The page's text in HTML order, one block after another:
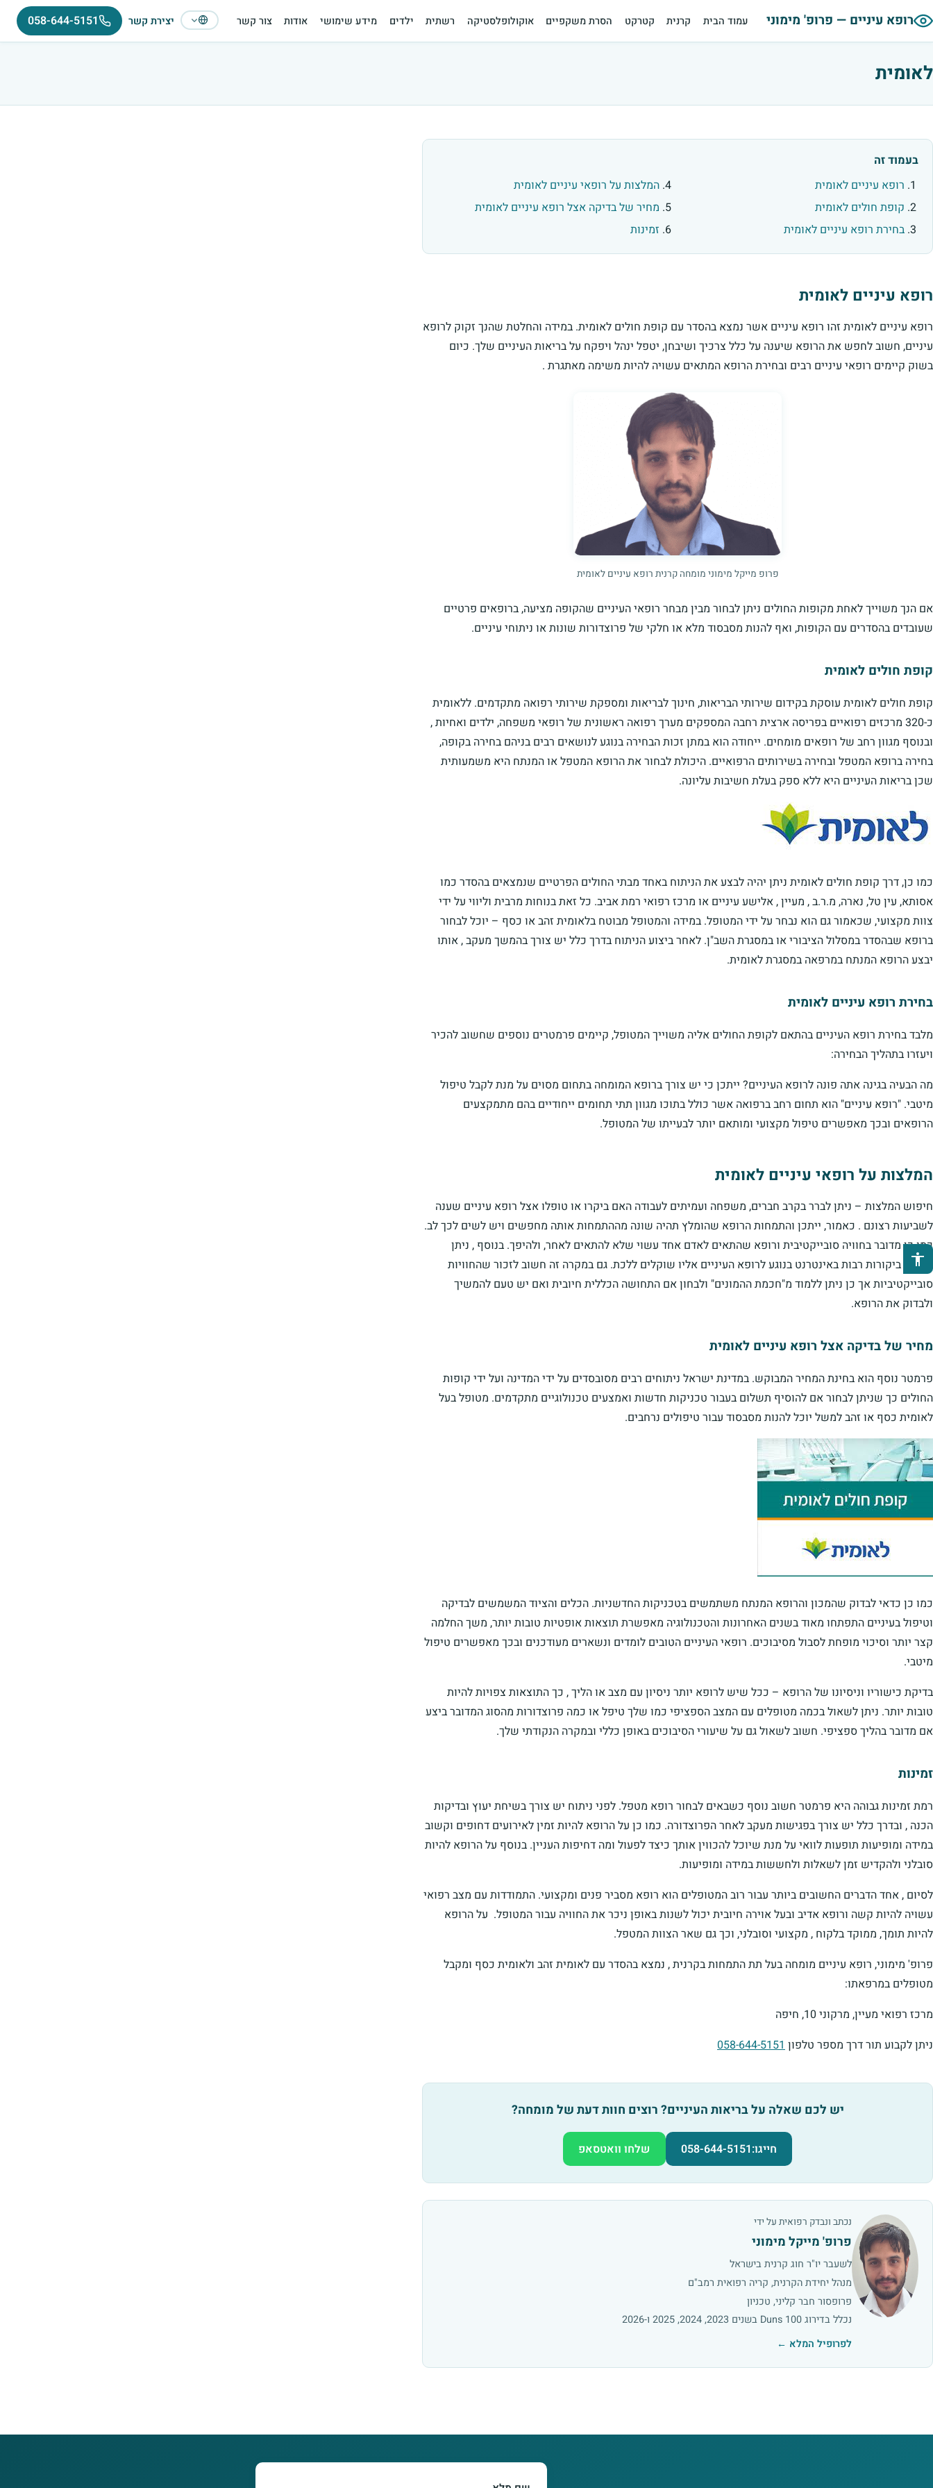
פתיחת סרגל נגישות
רופא עיניים — פרופ' מימוני עמוד הבית קרנית קטרקט הסרת משקפיים אוקולופלסטיקה רשתית ילדים מידע שימושי אודות צור קשר עברית יצירת קשר 058-644-5151
לאומית
בעמוד זה
רופא עיניים לאומית
קופת חולים לאומית
בחירת רופא עיניים לאומית
המלצות על רופאי עיניים לאומית
מחיר של בדיקה אצל רופא עיניים לאומית
זמינות
רופא עיניים לאומית
רופא עיניים לאומית זהו רופא עיניים אשר נמצא בהסדר עם קופת חולים לאומית. במידה והחלטת שהנך זקוק לרופא
עיניים, חשוב לחפש את הרופא שיענה על כלל צרכיך ושיבחן, יטפל ינהל ויפקח על בריאות העיניים שלך. כיום
בשוק קיימים רופאי עיניים רבים ובחירת הרופא המתאים עשויה להיות משימה מאתגרת .
פרופ מייקל מימוני מומחה קרנית רופא עיניים לאומית
אם הנך משוייך לאחת מקופות החולים ניתן לבחור מבין מבחר רופאי העיניים שהקופה מציעה, ברופאים פרטיים
שעובדים בהסדרים עם הקופות, ואף להנות מסבסוד מלא או חלקי של פרוצדורות שונות או ניתוחי עיניים.
קופת חולים לאומית
קופת חולים לאומית עוסקת בקידום שירותי הבריאות, חינוך לבריאות ומספקת שירותי רפואה מתקדמים. ללאומית
כ-320 מרכזים רפואיים בפריסה ארצית רחבה המספקים מערך רפואה ראשונית של רופאי משפחה, ילדים ואחיות ,
ובנוסף מגוון רחב של רופאים מומחים. ייחודה הוא במתן זכות הבחירה בנוגע לנושאים רבים בניהם בחירה בקופה,
בחירה ברופא המטפל ובחירה בשירותים הרפואיים. היכולת לבחור את הרופא המטפל או המנתח היא משמעותית
שכן בריאות העיניים היא ללא ספק בעלת חשיבות עליונה.
כמו כן, דרך קופת חולים לאומית ניתן יהיה לבצע את הניתוח באחד מבתי החולים הפרטיים שנמצאים בהסדר כמו
אסותא, עין טל, נארה, מ.ר.ב , מעיין , אלישע עיניים או מרכז רפואי רמת אביב. כל זאת בנוחות מרבית וליווי על ידי
צוות מקצועי, שכאמור גם הוא נבחר על ידי המטופל. במידה והמטופל מבוטח בלאומית זהב או כסף – יוכל לבחור
ברופא שבהסדר במסלול הציבורי או במסגרת השב"ן. לאחר ביצוע הניתוח בדרך כלל יש צורך בהמשך מעקב , אותו
יבצע הרופא המנתח במרפאה במסגרת לאומית.
בחירת רופא עיניים לאומית
מלבד בחירת רופא העיניים בהתאם לקופת החולים אליה משוייך המטופל, קיימים פרמטרים נוספים שחשוב להכיר
ויעזרו בתהליך הבחירה:
מה הבעיה בגינה אתה פונה לרופא העיניים? ייתכן כי יש צורך ברופא המומחה בתחום מסוים על מנת לקבל טיפול
מיטבי. "רופא עיניים" הוא תחום רחב ברפואה אשר כולל בתוכו מגוון תתי תחומים ייחודיים בהם מתמקצעים
הרופאים ובכך מאפשרים טיפול מקצועי ומותאם יותר לבעייתו של המטופל.
המלצות על רופאי עיניים לאומית
חיפוש המלצות – ניתן לברר בקרב חברים, משפחה ועמיתים לעבודה האם ביקרו או טופלו אצל רופא עיניים שענה
לשביעות רצונם . כאמור, ייתכן והתמחות הרופא שהומלץ תהיה שונה מההתמחות אותה מחפשים ויש לשים לכך לב.
כמו כן מדובר בחוויה סובייקטיבית ורופא שהתאים לאדם אחד עשוי שלא להתאים לאחר, ולהיפך. בנוסף , ניתן
למצוא ביקורות רבות באינטרנט בנוגע לרופא העיניים אליו שוקלים ללכת. גם במקרה זה חשוב לזכור שהחוויות
סובייקטיביות אך כן ניתן ללמוד מ"חכמת ההמונים" ולבחון אם התחושה הכללית חיובית ואם יש טעם להמשיך
ולבדוק את הרופא.
מחיר של בדיקה אצל רופא עיניים לאומית
פרמטר נוסף הוא בחינת המחיר המבוקש. במדינת ישראל ניתוחים רבים מסובסדים על ידי המדינה ועל ידי קופות
החולים כך שניתן לבחור אם להוסיף תשלום בעבור טכניקות חדשות ואמצעים טכנולוגיים מתקדמים. מטופל בעל
לאומית כסף או זהב למשל יוכל להנות מסבסוד עבור טיפולים נרחבים.
כמו כן כדאי לבדוק שהמכון והרופא המנתח משתמשים בטכניקות החדשניות. הכלים והציוד המשמשים לבדיקה
וטיפול בעיניים התפתחו מאוד בשנים האחרונות והטכנולוגיה מאפשרת תוצאות אופטיות טובות יותר, משך החלמה
קצר יותר וסיכוי מופחת לסבול מסיבוכים. רופאי העיניים הטובים לומדים ונשארים מעודכנים ובכך מאפשרים טיפול
מיטבי.
בדיקת כישוריו וניסיונו של הרופא – ככל שיש לרופא יותר ניסיון עם מצב או הליך , כך התוצאות צפויות להיות
טובות יותר. ניתן לשאול בכמה מטופלים עם המצב הספציפי כמו שלך טיפל או כמה פרוצדורות מהסוג המדובר ביצע
אם מדובר בהליך ספציפי. חשוב לשאול גם על שיעורי הסיבוכים באופן כללי ובמקרה הנקודתי שלך.
זמינות
רמת זמינות גבוהה היא פרמטר חשוב נוסף כשבאים לבחור רופא מטפל. לפני ניתוח יש צורך בשיחת יעוץ ובדיקות
הכנה , ובדרך כלל יש צורך בפגישות מעקב לאחר הפרוצדורה. כמו כן על הרופא להיות זמין לאירועים דחופים וקשוב
במידה ומופיעות תופעות לוואי על מנת שיוכל להכווין אותך כיצד לפעול ומה דחיפות העניין. בנוסף על הרופא להיות
סובלני ולהקדיש זמן לשאלות ולחששות במידה ומופיעות.
לסיום , אחד הדברים החשובים ביותר עבור רוב המטופלים הוא רופא מסביר פנים ומקצועי. התמודדות עם מצב רפואי
עשויה להיות קשה ורופא אדיב ובעל אוירה חיובית יכול לשנות באופן ניכר את החוויה עבור המטופל. על הרופא
להיות תומך, ממוקד בלקוח , מקצועי וסובלני, וכך גם שאר הצוות המטפל.
פרופ' מימוני, רופא עיניים מומחה בעל תת התמחות בקרנית , נמצא בהסדר עם לאומית זהב ולאומית כסף ומקבל
מטופלים במרפאתו:
מרכז רפואי מעיין, מרקוני 10, חיפה
ניתן לקבוע תור דרך מספר טלפון058-644-5151
יש לכם שאלה על בריאות העיניים? רוצים חוות דעת של מומחה?
חייגו:058-644-5151 שלחו וואטסאפ
נכתב ונבדק רפואית על ידי
פרופ' מייקל מימוני
לשעבר יו"ר חוג קרנית בישראל
מנהל יחידת הקרנית, קריה רפואית רמב"ם
פרופסור חבר קליני, טכניון
נכלל בדירוג Duns 100 בשנים 2023, 2024, 2025 ו-2026
לפרופיל המלא ←